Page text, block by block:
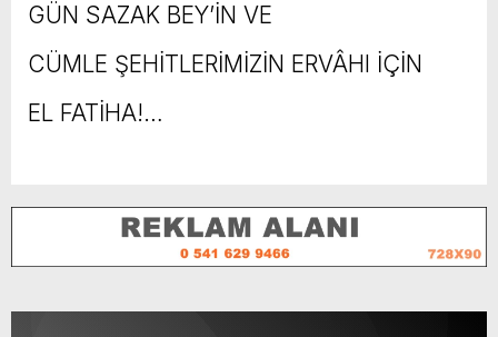
GÜN SAZAK BEY’İN VE
CÜMLE ŞEHİTLERİMİZİN ERVÂHI İÇİN
EL FATİHA!…